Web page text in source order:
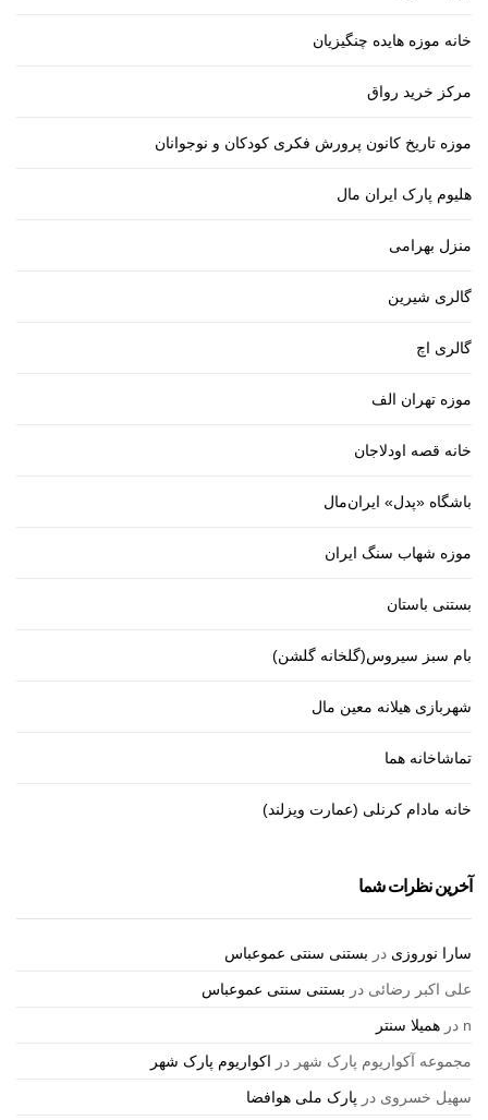
خانه موزه هایده چنگیزیان
مرکز خرید رواق
موزه تاریخ کانون پرورش فکری کودکان و نوجوانان
هلیوم پارک ایران مال
منزل بهرامی
گالری شیرین
گالری اچ
موزه تهران الف
خانه قصه اودلاجان
باشگاه «پدل» ایران‌مال
موزه شهاب سنگ ایران
بستنی باستان
بام سبز سیروس(گلخانه گلشن)
شهربازی هیلانه معین مال
تماشاخانه هما
خانه مادام کرنلی (عمارت ویزلند)
آخرین نظرات شما
سارا نوروزی در بستنی سنتی عموعباس
علی اکبر رضائی در بستنی سنتی عموعباس
n در همیلا سنتر
مجموعه آکواریوم پارک شهر در اکواریوم پارک شهر
سهیل خسروی در پارک ملی هوافضا